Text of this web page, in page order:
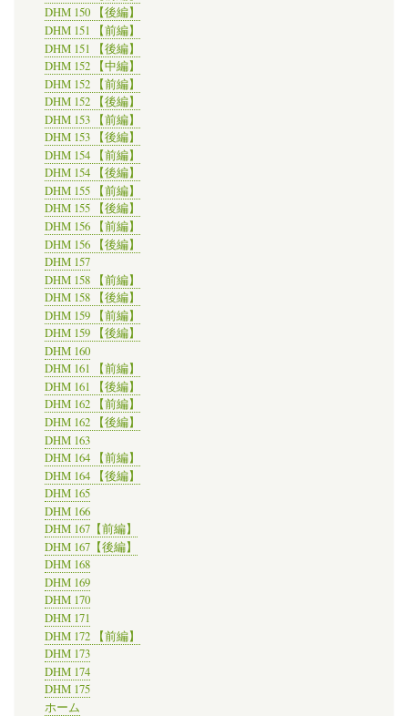
DHM 150 【後編】
DHM 151 【前編】
DHM 151 【後編】
DHM 152 【中編】
DHM 152 【前編】
DHM 152 【後編】
DHM 153 【前編】
DHM 153 【後編】
DHM 154 【前編】
DHM 154 【後編】
DHM 155 【前編】
DHM 155 【後編】
DHM 156 【前編】
DHM 156 【後編】
DHM 157
DHM 158 【前編】
DHM 158 【後編】
DHM 159 【前編】
DHM 159 【後編】
DHM 160
DHM 161 【前編】
DHM 161 【後編】
DHM 162 【前編】
DHM 162 【後編】
DHM 163
DHM 164 【前編】
DHM 164 【後編】
DHM 165
DHM 166
DHM 167【前編】
DHM 167【後編】
DHM 168
DHM 169
DHM 170
DHM 171
DHM 172 【前編】
DHM 173
DHM 174
DHM 175
ホーム